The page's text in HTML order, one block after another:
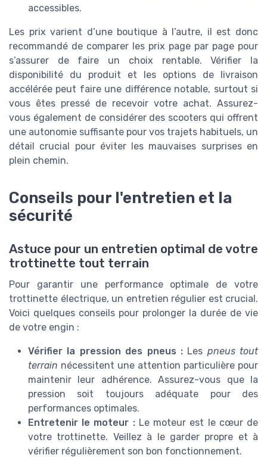
accessibles.
Les prix varient d’une boutique à l’autre, il est donc
recommandé de comparer les prix page par page pour
s’assurer de faire un choix rentable. Vérifier la
disponibilité du produit et les options de livraison
accélérée peut faire une différence notable, surtout si
vous êtes pressé de recevoir votre achat. Assurez-
vous également de considérer des scooters qui offrent
une autonomie suffisante pour vos trajets habituels, un
détail crucial pour éviter les mauvaises surprises en
plein chemin.
Conseils pour l'entretien et la
sécurité
Astuce pour un entretien optimal de votre
trottinette tout terrain
Pour garantir une performance optimale de votre
trottinette électrique, un entretien régulier est crucial.
Voici quelques conseils pour prolonger la durée de vie
de votre engin :
Vérifier la pression des pneus :Les pneus tout
terrain nécessitent une attention particulière pour
maintenir leur adhérence. Assurez-vous que la
pression soit toujours adéquate pour des
performances optimales.
Entretenir le moteur :Le moteur est le cœur de
votre trottinette. Veillez à le garder propre et à
vérifier régulièrement son bon fonctionnement.